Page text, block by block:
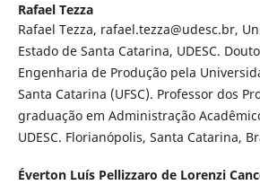
Rafael Tezza
Rafael Tezza, rafael.tezza@udesc.br,
Estado de Santa Catarina, UDESC.
Engenharia de Produção pela
Santa Catarina (UFSC). Professor dos
graduação em Administração
UDESC. Florianópolis, Santa Catarina,
Éverton Luís Pellizzaro de Lorenzi